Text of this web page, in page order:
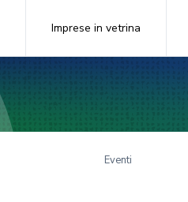
Imprese in vetrina
Eventi